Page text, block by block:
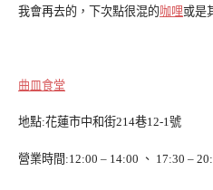
我會再去的，下次點很混的咖哩或是
曲皿食堂
地點:花蓮市中和街214巷12-1號
營業時間:12:00 – 14:00 、 17:30 –